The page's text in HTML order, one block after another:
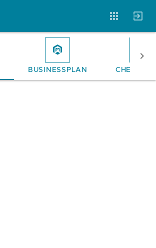
Vorlagen Neukunden Unternehmen
BUSINESSPLAN